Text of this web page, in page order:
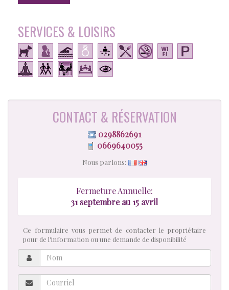
SERVICES & LOISIRS
CONTACT & RÉSERVATION
0298862691
0669640055
Nous parlons:
Fermeture Annuelle:
31 septembre au 15 avril
Ce formulaire vous permet de contacter le propriétaire
pour de l'information ou une demande de disponibilité
Nom
Courriel